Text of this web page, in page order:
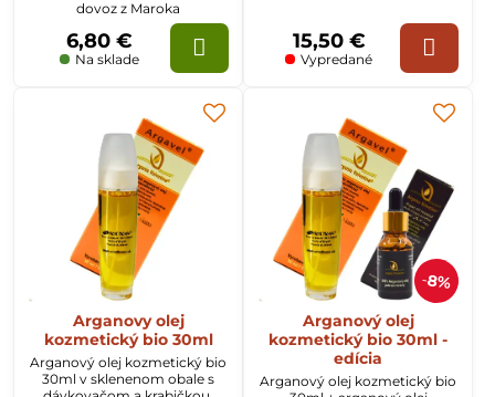
dovoz z Maroka
Na sklade
6,80 €
Vypredané
15,50 €
Arganovy olej
kozmetický bio 30ml
Arganový olej kozmetický bio
30ml v sklenenom obale s
8%
Arganový olej
kozmetický bio 30ml -
edícia
Arganový olej kozmetický bio